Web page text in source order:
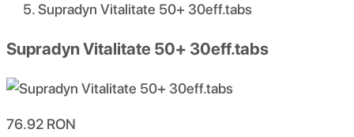
Supradyn Vitalitate 50+ 30eff.tabs
Supradyn Vitalitate 50+ 30eff.tabs
76.92 RON